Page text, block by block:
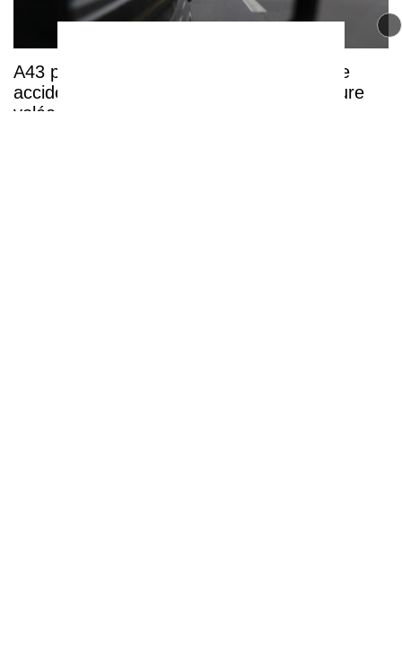
A43 près de Lyon : après un spectaculaire
accident, les quatre occupants d’une voiture
volée interpellés